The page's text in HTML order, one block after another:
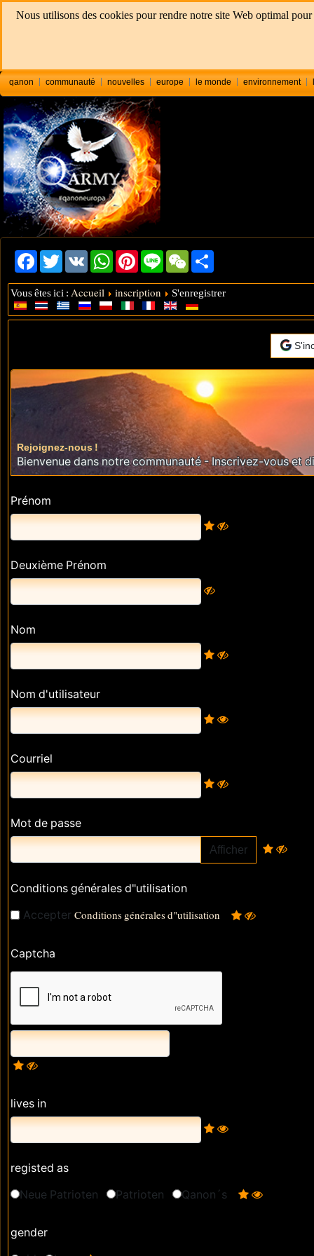
Nous utilisons des cookies pour rendre notre site Web optimal
qanon communauté nouvelles europe le monde environnement
Facebook
Twitter VK WhatsAppPinterestLine WeChat
Vous êtes ici : Accueil inscription S'enregistrer
Rejoignez-nous !
Bienvenue dans notre communauté - Inscrivez-vous et
Prénom
Deuxième Prénom
Nom
Nom d'utilisateur
Courriel
Mot de passe
Afficher
Conditions générales d"utilisation
Accepter Conditions générales d"utilisation
Captcha
lives in
registed as
Neue Patrioten
Patrioten Qanon´s
gender